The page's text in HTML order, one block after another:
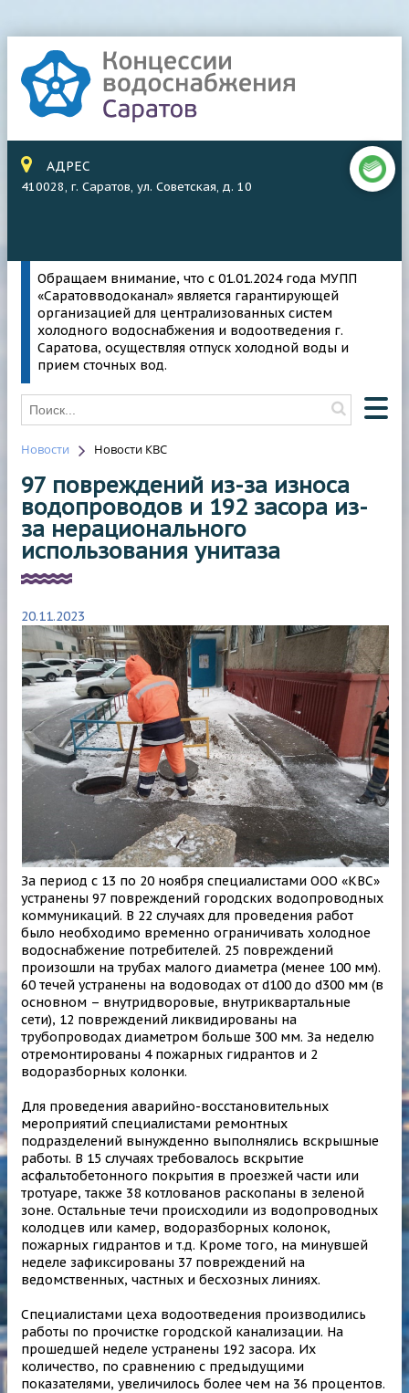
АДРЕС
410028, г. Саратов, ул. Советская, д. 10
Обращаем внимание, что с 01.01.2024 года МУПП
«Саратовводоканал» является гарантирующей
организацией для централизованных систем
холодного водоснабжения и водоотведения г.
Саратова, осуществляя отпуск холодной воды и
прием сточных вод.
О ВОДОСНАБЖЕНИИ
О ВОДООТВЕДЕНИИ
НОВОСТИ
КОНТАКТЫ
HAWLE
Новости Новости КВС
97 повреждений из-за износа
водопроводов и 192 засора из-
за нерационального
использования унитаза
20.11.2023
За период с 13 по 20 ноября специалистами ООО «КВС»
устранены 97 повреждений городских водопроводных
коммуникаций. В 22 случаях для проведения работ
было необходимо временно ограничивать холодное
водоснабжение потребителей. 25 повреждений
произошли на трубах малого диаметра (менее 100 мм).
60 течей устранены на водоводах от d100 до d300 мм (в
основном – внутридворовые, внутриквартальные
сети), 12 повреждений ликвидированы на
трубопроводах диаметром больше 300 мм. За неделю
отремонтированы 4 пожарных гидрантов и 2
водоразборных колонки.
Для проведения аварийно-восстановительных
мероприятий специалистами ремонтных
подразделений вынужденно выполнялись вскрышные
работы. В 15 случаях требовалось вскрытие
асфальтобетонного покрытия в проезжей части или
тротуаре, также 38 котлованов раскопаны в зеленой
зоне. Остальные течи происходили из водопроводных
колодцев или камер, водоразборных колонок,
пожарных гидрантов и т.д. Кроме того, на минувшей
неделе зафиксированы 37 повреждений на
ведомственных, частных и бесхозных линиях.
Специалистами цеха водоотведения производились
работы по прочистке городской канализации. На
прошедшей неделе устранены 192 засора. Их
количество, по сравнению с предыдущими
показателями, увеличилось более чем на 36 процентов.